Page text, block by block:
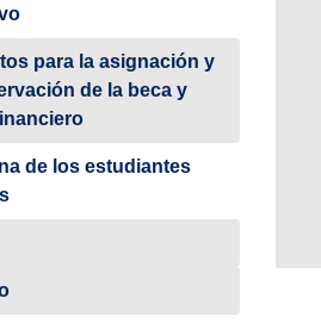
para la asignación y
de la beca y
de los estudiantes